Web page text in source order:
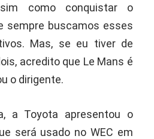
como conquistar o
sempre buscamos esses
Mas, se eu tiver de
acredito que Le Mans é
o dirigente.
a Toyota apresentou o
será usado no WEC em